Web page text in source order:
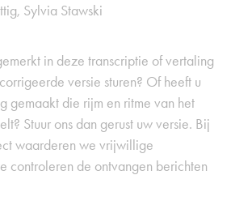
Sylvia Stawski
in deze transcriptie of vertaling
versie sturen? Of heeft u
gemaakt die rijm en ritme van het
Stuur ons dan gerust uw versie. Bij
waarderen we vrijwillige
controleren de ontvangen berichten